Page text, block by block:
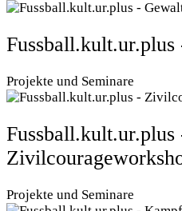
Projekte und Seminare
Fussball.kult.ur.plus
Projekte und Seminare